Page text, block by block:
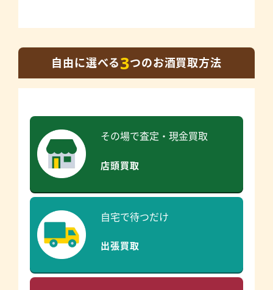
自由に選べる3つのお酒買取方法
その場で査定・現金買取
店頭買取
自宅で待つだけ
出張買取